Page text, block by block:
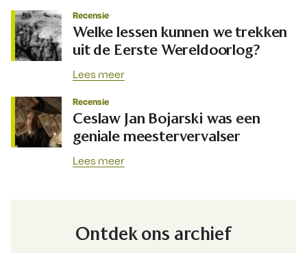
Recensie
Welke lessen kunnen we trekken
uit de Eerste Wereldoorlog?
Lees meer
Recensie
Ceslaw Jan Bojarski was een
geniale meestervervalser
Lees meer
Ontdek ons archief